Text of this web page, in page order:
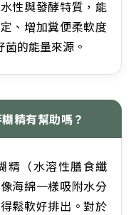
性與發酵特質，能
、增加糞便柔軟度
的能量來源。
精有幫助嗎？
精（水溶性膳食纖
海綿一樣吸附水分
鬆軟好排出。對於